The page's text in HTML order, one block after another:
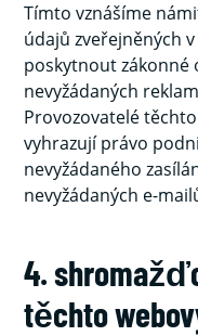
Tímto vznášíme
údajů zveřejněných
poskytnout zákonné
nevyžádaných
Provozovatelé
vyhrazují právo
nevyžádaného
nevyžádaných e-
4.
těchto